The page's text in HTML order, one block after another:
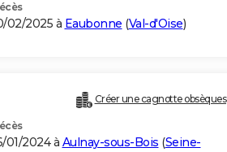
02/2025 à Eaubonne (Val-d'Oise)
Créer une cagnotte obsèques
01/2024 à Aulnay-sous-Bois (Seine-